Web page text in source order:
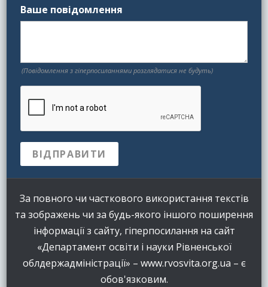
Ваше повідомлення
(Повідомлення з гіперпосиланнями розглядатися не будуть)
За повного чи часткового використання текстів
та зображень чи за будь-якого іншого поширення
інформації з сайту, гіперпосилання на сайт
«Департамент освіти і науки Рівненської
облдержадміністрації» – www.rvosvita.org.ua – є
обов'язковим.